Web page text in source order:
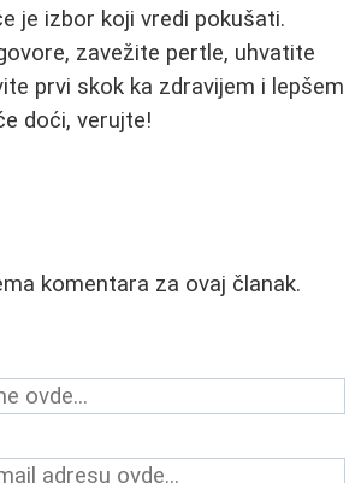
je izbor koji vredi pokušati.
zavežite pertle, uhvatite
prvi skok ka zdravijem i lepšem
doći, verujte!
komentara za ovaj članak.